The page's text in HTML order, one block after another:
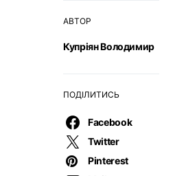
АВТОР
Купріян Володимир
ПОДІЛИТИСЬ
Facebook
Twitter
Pinterest